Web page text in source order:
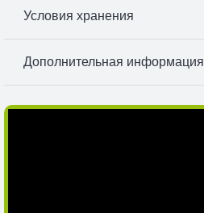
Условия хранения
Дополнительная информация